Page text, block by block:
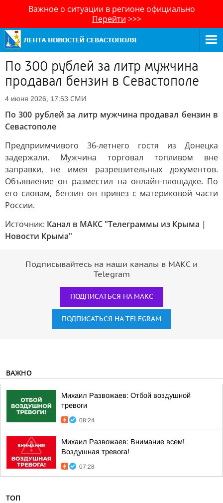
Важное о ситуации в регионе официально
Перейти >>>
По 300 рублей за литр мужчина
продавал бензин в Севастополе
4 июня 2026, 17:53 СМИ
По 300 рублей за литр мужчина продавал бензин в
Севастополе
Предприимчивого 36-летнего гостя из Донецка
задержали. Мужчина торговал топливом вне
заправки, не имея разрешительных документов.
Объявление он разместил на онлайн-площадке. По
его словам, бензин он привез с материковой части
России.
Источник: Канал в МАКС "Телеграммы из Крыма |
Новости Крыма"
Подписывайтесь на наши каналы в МАКС и
Telegram
ПОДПИСАТЬСЯ НА МАКС
ПОДПИСАТЬСЯ НА TELEGRAM
ВАЖНО
Михаил Развожаев: Отбой воздушной
тревоги
08:24
Михаил Развожаев: Внимание всем!
Воздушная тревога!
07:28
ТОП